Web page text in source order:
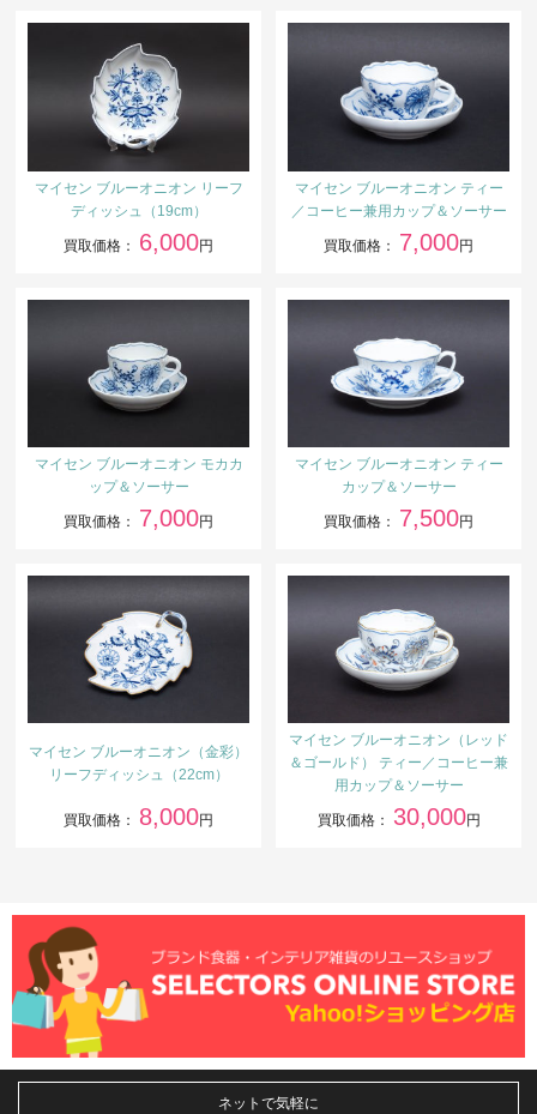
マイセン ブルーオニオン リーフ
ディッシュ（19cm）
買取価格： 6,000円
マイセン ブルーオニオン ティー
／コーヒー兼用カップ＆ソーサー
買取価格： 7,000円
マイセン ブルーオニオン モカカ
ップ＆ソーサー
買取価格： 7,000円
マイセン ブルーオニオン ティー
カップ＆ソーサー
買取価格： 7,500円
マイセン ブルーオニオン（金彩）
リーフディッシュ（22cm）
買取価格： 8,000円
マイセン ブルーオニオン（レッド
＆ゴールド） ティー／コーヒー兼
用カップ＆ソーサー
買取価格： 30,000円
ネットで気軽に